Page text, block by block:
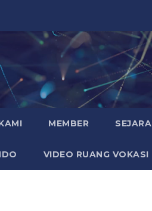
MEMBER
VIDEO RUANG VOKASI